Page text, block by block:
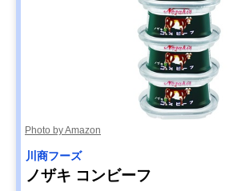
Photo by Amazon
川商フーズ
ノザキ コンビーフ